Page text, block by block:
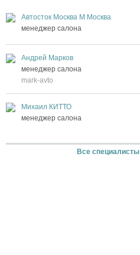
Автосток Москва М Москва
менеджер салона
Андрей Марков
менеджер салона
mark-avto
Михаил КИТТО
менеджер салона
Все специалисты